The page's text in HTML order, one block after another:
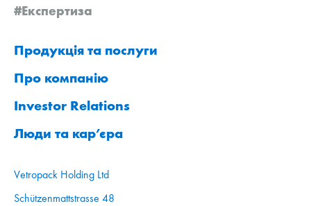
#Експертиза
Продукція та послуги
Про компанію
Investor Relations
Люди та кар’єра
Vetropack Holding Ltd
Schützenmattstrasse 48